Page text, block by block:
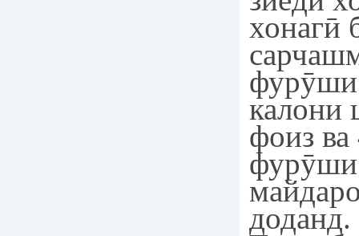
хонагӣ
калони
фоиз
доданд.